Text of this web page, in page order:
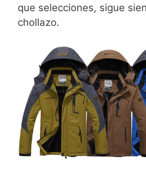
que selecciones, sigue
chollazo.